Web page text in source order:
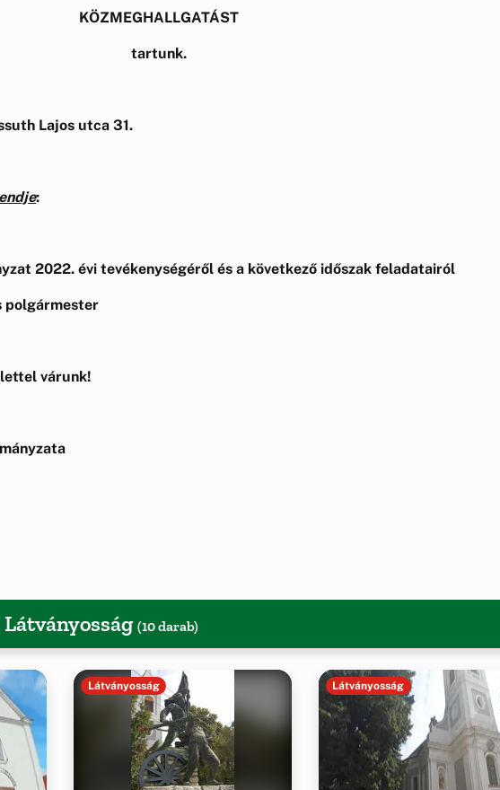
KÖZMEGHALLGATÁST
tartunk.
Lajos utca 31.
:
2022. évi tevékenységéről és a következő időszak feladatairól
polgármester
várunk!
(10 darab)
Látványosság Látványosság